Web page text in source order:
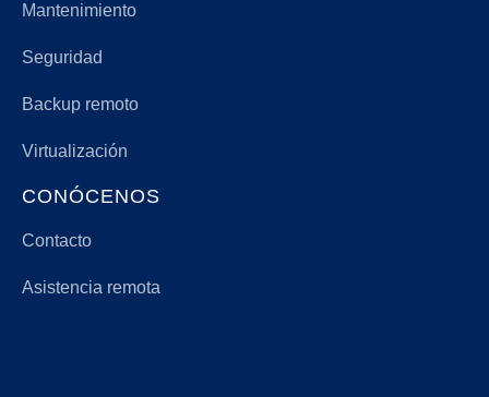
Mantenimiento
Seguridad
Backup remoto
Virtualización
CONÓCENOS
Contacto
Asistencia remota